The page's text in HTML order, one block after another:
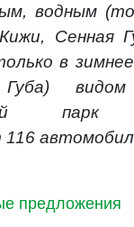
предложения
водным
Сенная
в
видом
парк